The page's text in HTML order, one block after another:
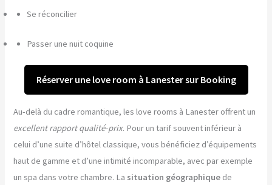
Se réconcilier
Passer une nuit coquine
Réserver une love room à Lanester sur Booking
Au-delà du cadre romantique, les love rooms à Lanester offrent un
excellent rapport qualité-prix. Pour un tarif souvent inférieur à
celui d’une suite d’hôtel classique, vous bénéficiez d’équipements
haut de gamme et d’une intimité incomparable, avec par exemple
un spa dans votre chambre. La situation géographique de